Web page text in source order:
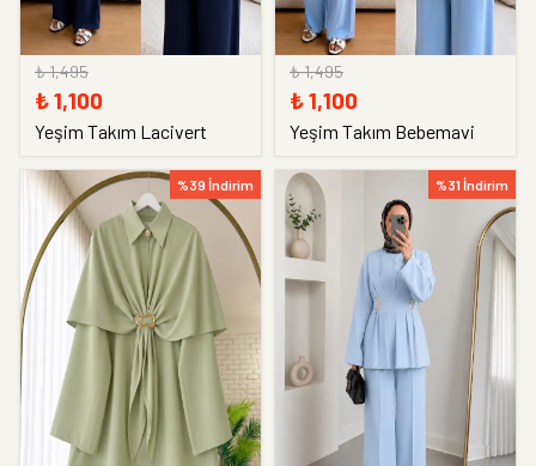
₺ 1,495
₺ 1,100
Yeşim Takım Lacivert
₺ 1,495
₺ 1,100
Yeşim Takım Bebemavi
%39 İndirim %31 İndirim